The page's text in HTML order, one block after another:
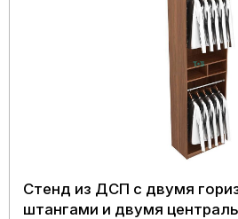
Стенд из ДСП с двумя
штангами и двумя